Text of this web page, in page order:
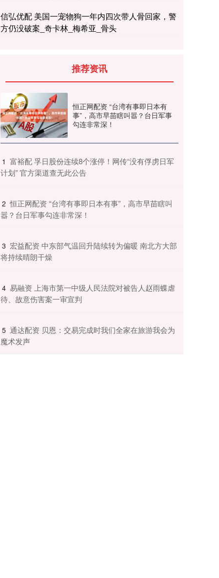
信弘优配 美国一宠物狗一年内四次带人骨回家，警
方仍没破案_奇卡林_梅希亚_骨头
推荐资讯
恒正网配资 “台湾有事即日本有
事”，高市早苗瞎叫嚣？台日军事
勾连非常深！
1 ​富裕配 孚日股份连续8个涨停！网传“没有俘虏日军
计划” 官方渠道查无此公告
2 ​恒正网配资 “台湾有事即日本有事”，高市早苗瞎叫
嚣？台日军事勾连非常深！
3 ​宏益配资 中东部气温回升陆续转为偏暖 南北方大部
将持续晴朗干燥
4 ​易融资 上海市第一中级人民法院对被告人赵雨蝶虐
待、故意伤害案一审宣判
5 ​通达配资 贝恩：交易完成时我们全家在旅游我会为
魔术发声